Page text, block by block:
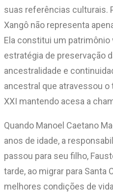
suas referências culturais.
Xangô não representa
Ela constitui um
estratégia de preservação
ancestralidade e
ancestral que atravessou
XXI mantendo acesa a
Quando Manoel Caetano
anos de idade, a
passou para seu filho,
tarde, ao migrar para Santa
melhores condições de